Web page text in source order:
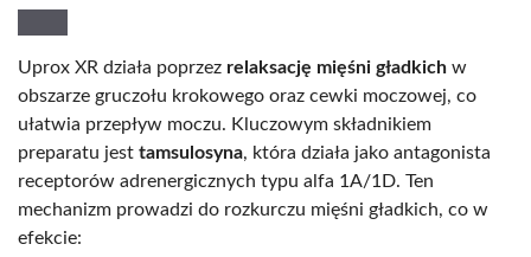
Uprox XR działa poprzez relaksację mięśni gładkich w
obszarze gruczołu krokowego oraz cewki moczowej, co
ułatwia przepływ moczu. Kluczowym składnikiem
preparatu jest tamsulosyna, która działa jako antagonista
receptorów adrenergicznych typu alfa 1A/1D. Ten
mechanizm prowadzi do rozkurczu mięśni gładkich, co w
efekcie: